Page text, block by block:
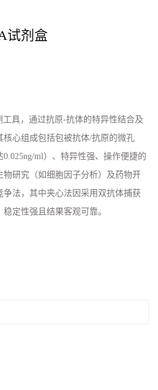
试剂盒
具，通过抗原-抗体的特异性结合及
心组成包括包被抗体/抗原的微孔
ml）、特异性强、操作便捷的
研究（如细胞因子分析）及药物开
法，其中夹心法因采用双抗体捕获
定性强且结果客观可靠。